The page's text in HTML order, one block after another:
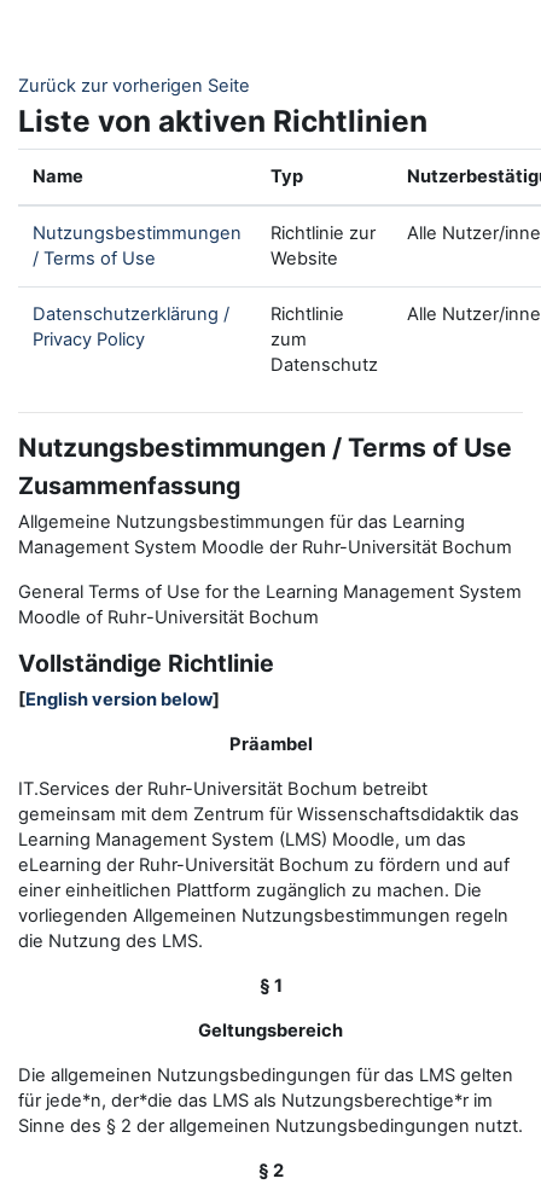
Zurück zur vorherigen Seite
Liste von aktiven Richtlinien
Name Typ
Nutzungsbestimmungen
/ Terms of Use
Richtlinie zur
Website
Alle Nutzer/
Datenschutzerklärung /
Privacy Policy
Richtlinie
zum
Datenschutz
Alle Nutzer/
Nutzungsbestimmungen / Terms of Use
Zusammenfassung
Allgemeine Nutzungsbestimmungen für das Learning
Management System Moodle der Ruhr-Universität Bochum
General Terms of Use for the Learning Management System
Moodle of Ruhr-Universität Bochum
Vollständige Richtlinie
[English version below]
Präambel
IT.Services der Ruhr-Universität Bochum betreibt
gemeinsam mit dem Zentrum für Wissenschaftsdidaktik das
Learning Management System (LMS) Moodle, um das
eLearning der Ruhr-Universität Bochum zu fördern und auf
einer einheitlichen Plattform zugänglich zu machen. Die
vorliegenden Allgemeinen Nutzungsbestimmungen regeln
die Nutzung des LMS.
§ 1
Geltungsbereich
Die allgemeinen Nutzungsbedingungen für das LMS gelten
für jede*n, der*die das LMS als Nutzungsberechtige*r im
Sinne des § 2 der allgemeinen Nutzungsbedingungen nutzt.
§ 2